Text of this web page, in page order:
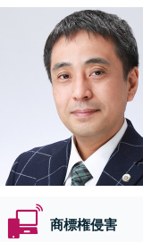
商標権侵害